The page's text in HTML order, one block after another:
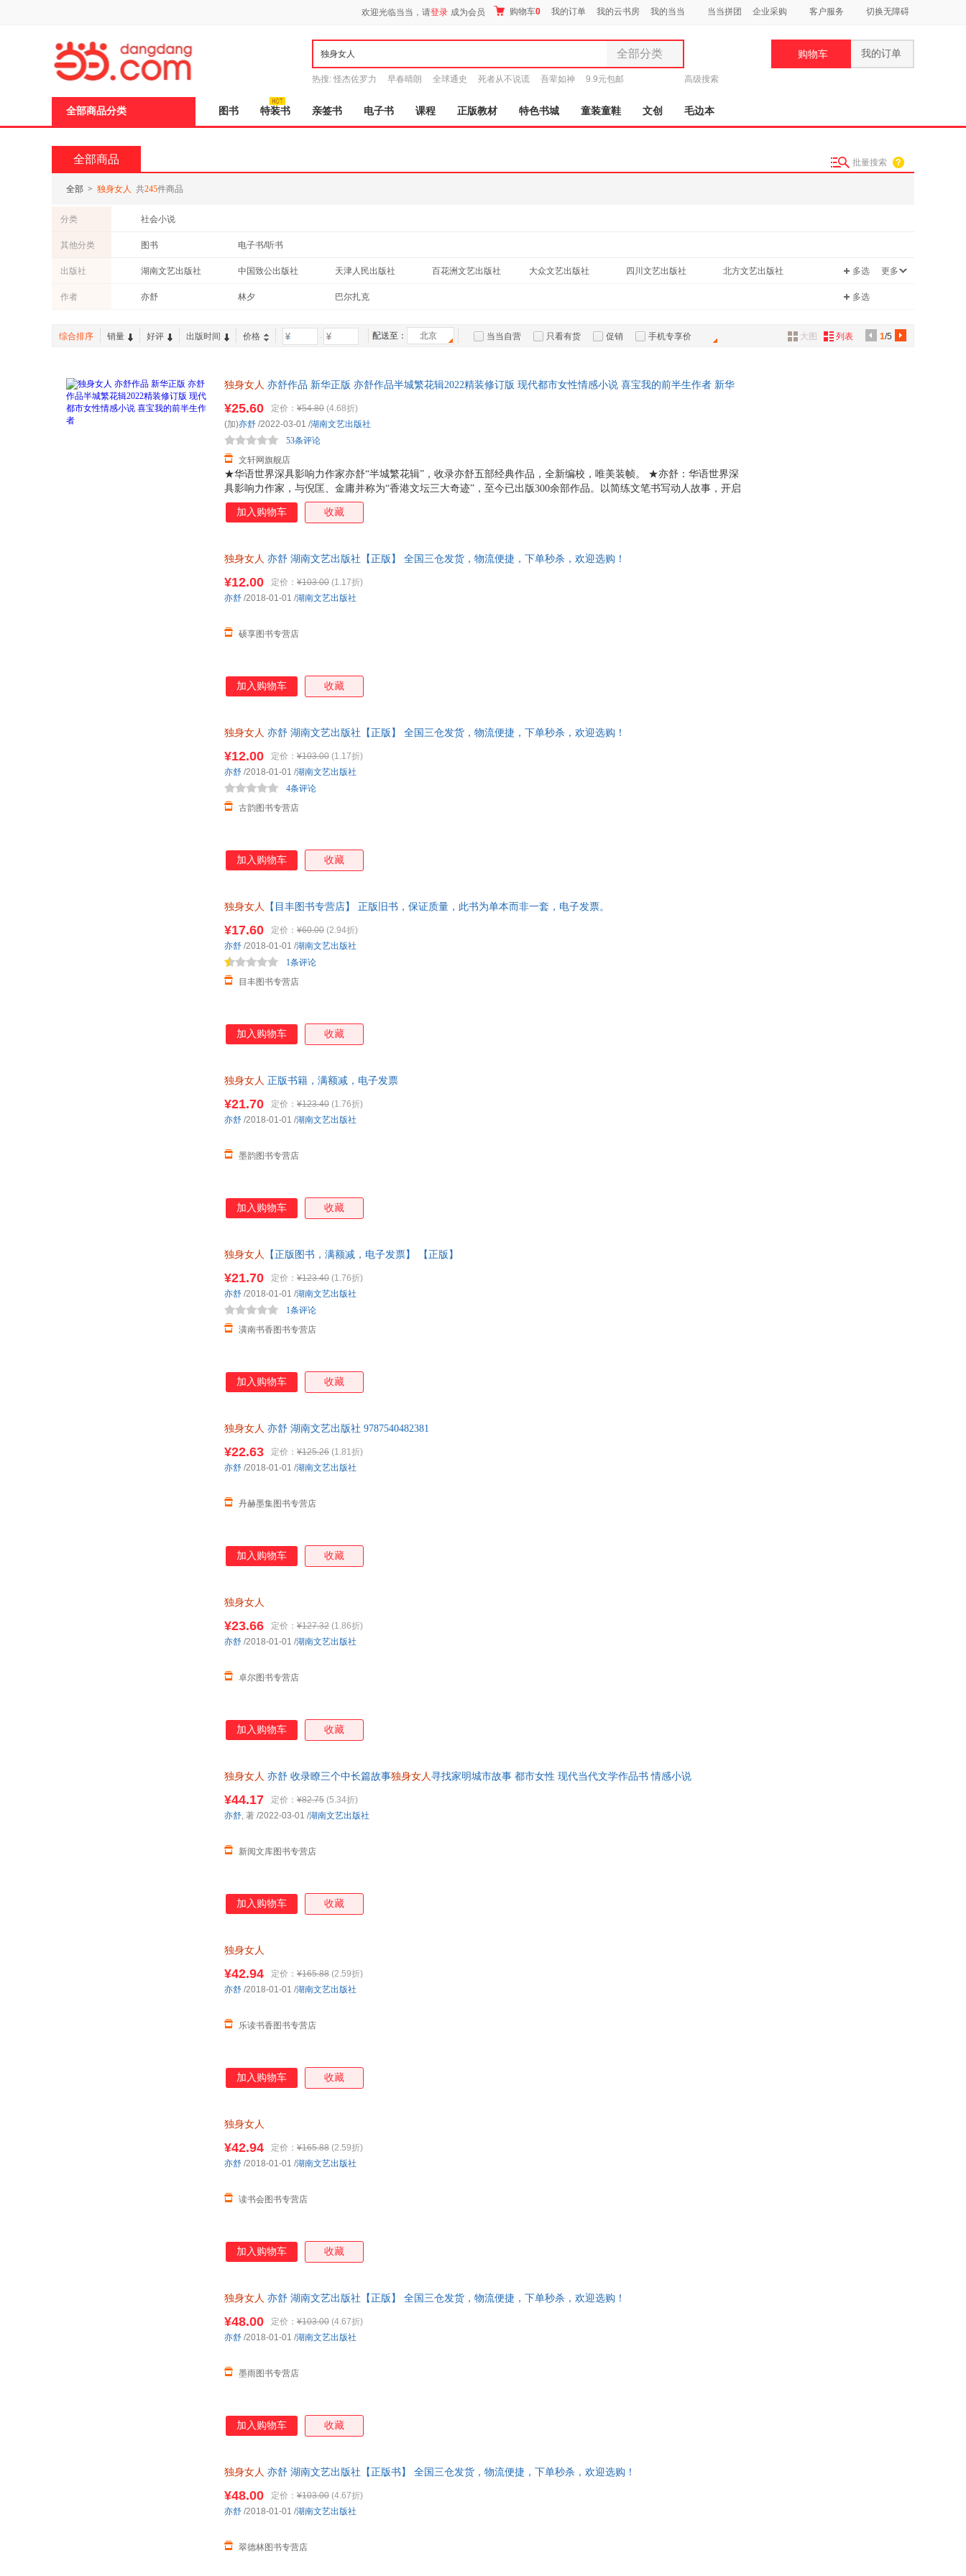
欢迎光临当当，请登录 成为会员 购物车0 我的订单 我的云书房 我的当当 当当拼团 企业采购 客户服务 切换无障碍
全部分类
全部分类
图书
电子书
家居日用
箱包皮具
汽车用品
大家电
家用电器
热搜: 怪杰佐罗力 早春晴朗 全球通史 死者从不说谎 吾辈如神 9.9元包邮 高级搜索
购物车 我的订单
全部商品分类 图书 特装书 亲签书 电子书 课程 正版教材 特色书城 童装童鞋 文创 毛边本
全部商品 批量搜索
全部 > 独身女人 共245件商品
分类 社会小说
其他分类 图书 电子书/听书
出版社 湖南文艺出版社 中国致公出版社 天津人民出版社 百花洲文艺出版社 大众文艺出版社 四川文艺出版社
北方文艺出版社
中国戏剧出版社
上海三联书店 海峡文艺出版社
多选 更多
作者 亦舒 林夕 巴尔扎克 多选
综合排序 销量 好评 出版时间 价格 - 配送至： 北京 当当自营 只看有货 促销 手机专享价 1/5
大图 列表
独身女人 亦舒作品 新华正版 亦舒作品半城繁花辑2022精装修订版 现代都市女性情感小说 喜宝我的前半生作者 新华
★华语世界深具影响力作家亦舒“半城繁花辑”，收录亦舒五部经典作品，全新编校，唯美装帧。 ★亦舒：华语世界深
具影响力作家，与倪匡、金庸并称为“香港文坛三大奇迹”，至今已出版300余部作品。以简练文笔书写动人故事，开启
现代女性独立爱情观与价值观，影响了半个世纪以来的城市女性。 《独身女人》：一个没落的单身贵族的故事。是将
就低质量的婚姻，还是保持高质量的单身？ 《我爱，我不爱》：亦舒难得的科幻之作，天才女主借由进入一个弱智女
不是天使》：一个女人和五个男人的故事，无法摆脱的宿命与真实，出淤
¥25.60 定价： ¥54.80 (4.68折)
文轩网旗舰店
53条评论
(加)亦舒 /2022-03-01 /湖南文艺出版社
加入购物车 收藏
独身女人 亦舒 湖南文艺出版社【正版】 全国三仓发货，物流便捷，下单秒杀，欢迎选购！
¥12.00 定价： ¥103.00 (1.17折)
硕享图书专营店
亦舒 /2018-01-01 /湖南文艺出版社
加入购物车 收藏
独身女人 亦舒 湖南文艺出版社【正版】 全国三仓发货，物流便捷，下单秒杀，欢迎选购！
¥12.00 定价： ¥103.00 (1.17折)
古韵图书专营店
4条评论
亦舒 /2018-01-01 /湖南文艺出版社
加入购物车 收藏
独身女人 【目丰图书专营店】 正版旧书，保证质量，此书为单本而非一套，电子发票。
¥17.60 定价： ¥60.00 (2.94折)
目丰图书专营店
1条评论
亦舒 /2018-01-01 /湖南文艺出版社
加入购物车 收藏
独身女人 正版书籍，满额减，电子发票
¥21.70 定价： ¥123.40 (1.76折)
墨韵图书专营店
亦舒 /2018-01-01 /湖南文艺出版社
加入购物车 收藏
独身女人 【正版图书，满额减，电子发票】 【正版】
¥21.70 定价： ¥123.40 (1.76折)
潢南书香图书专营店
1条评论
亦舒 /2018-01-01 /湖南文艺出版社
加入购物车 收藏
独身女人 亦舒 湖南文艺出版社 9787540482381
¥22.63 定价： ¥125.26 (1.81折)
丹赫墨集图书专营店
亦舒 /2018-01-01 /湖南文艺出版社
加入购物车 收藏
独身女人
¥23.66 定价： ¥127.32 (1.86折)
卓尔图书专营店
亦舒 /2018-01-01 /湖南文艺出版社
加入购物车 收藏
独身女人 亦舒 收录瞭三个中长篇故事独身女人寻找家明城市故事 都市女性 现代当代文学作品书 情感小说
¥44.17 定价： ¥82.75 (5.34折)
新阅文库图书专营店
亦舒, 著 /2022-03-01 /湖南文艺出版社
加入购物车 收藏
独身女人
¥42.94 定价： ¥165.88 (2.59折)
乐读书香图书专营店
亦舒 /2018-01-01 /湖南文艺出版社
加入购物车 收藏
独身女人
¥42.94 定价： ¥165.88 (2.59折)
读书会图书专营店
亦舒 /2018-01-01 /湖南文艺出版社
加入购物车 收藏
独身女人 亦舒 湖南文艺出版社【正版】 全国三仓发货，物流便捷，下单秒杀，欢迎选购！
¥48.00 定价： ¥103.00 (4.67折)
墨雨图书专营店
亦舒 /2018-01-01 /湖南文艺出版社
加入购物车 收藏
独身女人 亦舒 湖南文艺出版社【正版书】 全国三仓发货，物流便捷，下单秒杀，欢迎选购！
¥48.00 定价： ¥103.00 (4.67折)
翠德林图书专营店
亦舒 /2018-01-01 /湖南文艺出版社
页